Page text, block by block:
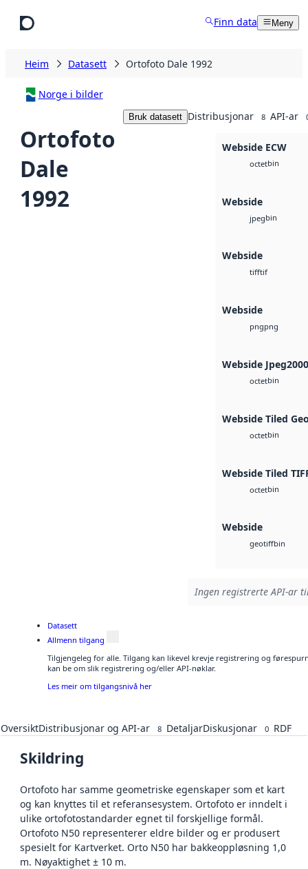
Finn data Meny
Heim Datasett Ortofoto Dale 1992
Norge i bilder
Ortofoto
Dale
1992
Bruk datasett Distribusjonar 8 API-ar
Webside ECW
octetbin
Webside
jpegbin
Webside
tifftif
Webside
pngpng
Webside Jpeg2000
octetbin
Webside Tiled
octetbin
Webside Tiled
octetbin
Webside
geotiffbin
Ingen registrerte API-ar
Datasett
Allmenn tilgang
Tilgjengeleg for alle. Tilgang kan likevel krevje registrering og
kan be om slik registrering og/eller API-nøklar.
Les meir om tilgangsnivå her
OversiktDistribusjonar og API-ar 8 DetaljarDiskusjonar 0 RDF
Skildring
Ortofoto har samme geometriske egenskaper som et kart
og kan knyttes til et referansesystem. Ortofoto er inndelt i
ulike ortofotostandarder egnet til forskjellige formål.
Ortofoto N50 representerer eldre bilder og er produsert
spesielt for Kartverket. Orto N50 har bakkeoppløsning 1,0
m. Nøyaktighet ± 10 m.